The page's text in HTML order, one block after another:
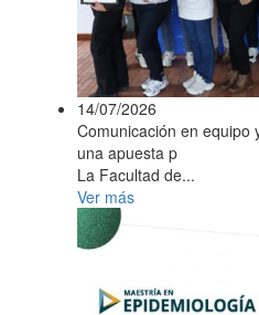
14/07/2026
Comunicación en equipo
una apuesta p
La Facultad de...
Ver más